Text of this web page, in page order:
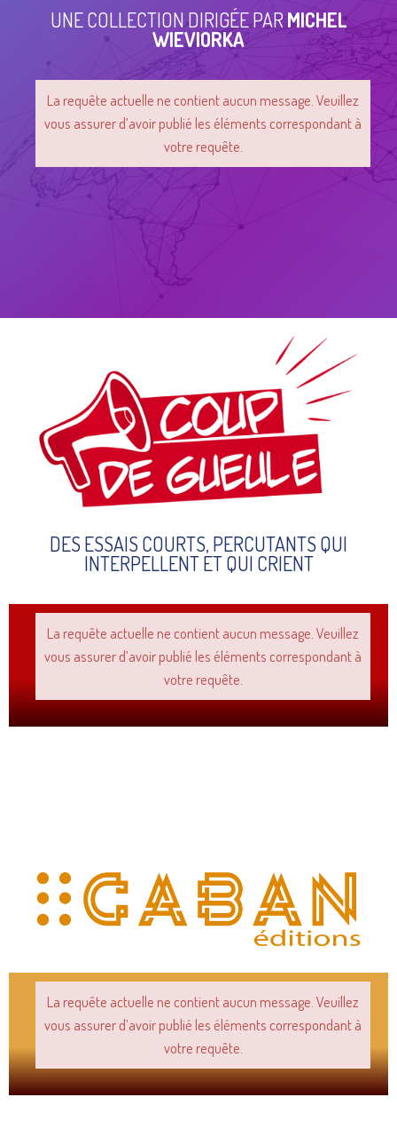
UNE COLLECTION DIRIGÉE PARMICHEL
WIEVIORKA
La requête actuelle ne contient aucun message. Veuillez
vous assurer d’avoir publié les éléments correspondant à
votre requête.
DES ESSAIS COURTS, PERCUTANTS QUI
INTERPELLENT ET QUI CRIENT
La requête actuelle ne contient aucun message. Veuillez
vous assurer d’avoir publié les éléments correspondant à
votre requête.
La requête actuelle ne contient aucun message. Veuillez
vous assurer d’avoir publié les éléments correspondant à
votre requête.